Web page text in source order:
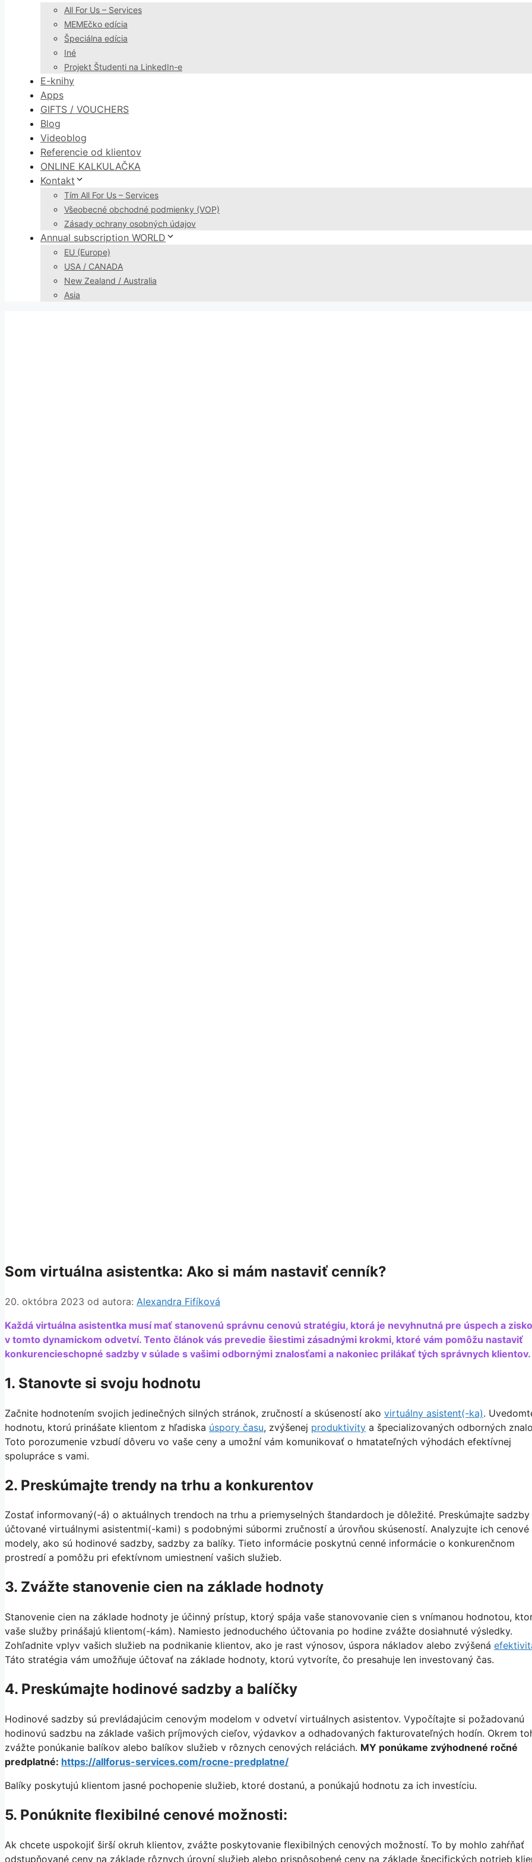
All For Us – Services
MEMEčko edícia
Špeciálna edícia
Iné
Projekt Študenti na LinkedIn-e
E-knihy
Apps
GIFTS / VOUCHERS
Blog
Videoblog
Referencie od klientov
ONLINE KALKULAČKA
Kontakt
Tím All For Us – Services
Všeobecné obchodné podmienky (VOP)
Zásady ochrany osobných údajov
Annual subscription WORLD
EU (Europe)
USA / CANADA
New Zealand / Australia
Asia
Som virtuálna asistentka: Ako si mám nastaviť cenník?
20. októbra 2023 od autora: Alexandra Fifíková
Každá virtuálna asistentka musí mať stanovenú správnu cenovú stratégiu, ktorá je nevyhnutná pre úspech a
v tomto dynamickom odvetví. Tento článok vás prevedie šiestimi zásadnými krokmi, ktoré vám pomôžu nastaviť
konkurencieschopné sadzby v súlade s vašimi odbornými znalosťami a nakoniec prilákať tých správnych klientov.
1. Stanovte si svoju hodnotu
Začnite hodnotením svojich jedinečných silných stránok, zručností a skúseností ako virtuálny asistent(-ka).
hodnotu, ktorú prinášate klientom z hľadiska úspory času, zvýšenej produktivity a špecializovaných odborných
Toto porozumenie vzbudí dôveru vo vaše ceny a umožní vám komunikovať o hmatateľných výhodách efektívnej
spolupráce s vami.
2. Preskúmajte trendy na trhu a konkurentov
Zostať informovaný(-á) o aktuálnych trendoch na trhu a priemyselných štandardoch je dôležité. Preskúmajte sadzby
účtované virtuálnymi asistentmi(-kami) s podobnými súbormi zručností a úrovňou skúseností. Analyzujte ich cenové
modely, ako sú hodinové sadzby, sadzby za balíky. Tieto informácie poskytnú cenné informácie o konkurenčnom
prostredí a pomôžu pri efektívnom umiestnení vašich služieb.
3. Zvážte stanovenie cien na základe hodnoty
Stanovenie cien na základe hodnoty je účinný prístup, ktorý spája vaše stanovovanie cien s vnímanou hodnotou,
vaše služby prinášajú klientom(-kám). Namiesto jednoduchého účtovania po hodine zvážte dosiahnuté výsledky.
Zohľadnite vplyv vašich služieb na podnikanie klientov, ako je rast výnosov, úspora nákladov alebo zvýšená
Táto stratégia vám umožňuje účtovať na základe hodnoty, ktorú vytvoríte, čo presahuje len investovaný čas.
4. Preskúmajte hodinové sadzby a balíčky
Hodinové sadzby sú prevládajúcim cenovým modelom v odvetví virtuálnych asistentov. Vypočítajte si požadovanú
hodinovú sadzbu na základe vašich príjmových cieľov, výdavkov a odhadovaných fakturovateľných hodín. Okrem
zvážte ponúkanie balíkov alebo balíkov služieb v rôznych cenových reláciách. MY ponúkame zvýhodnené ročné
predplatné: https://allforus-services.com/rocne-predplatne/
Balíky poskytujú klientom jasné pochopenie služieb, ktoré dostanú, a ponúkajú hodnotu za ich investíciu.
5. Ponúknite flexibilné cenové možnosti:
Ak chcete uspokojiť širší okruh klientov, zvážte poskytovanie flexibilných cenových možností. To by mohlo zahŕňať
odstupňované ceny na základe rôznych úrovní služieb alebo prispôsobené ceny na základe špecifických potrieb